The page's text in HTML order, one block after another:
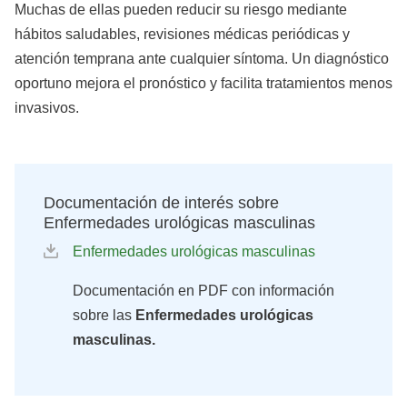
Muchas de ellas pueden reducir su riesgo mediante
hábitos saludables, revisiones médicas periódicas y
atención temprana ante cualquier síntoma. Un diagnóstico
oportuno mejora el pronóstico y facilita tratamientos menos
invasivos.
Documentación de interés sobre
Enfermedades urológicas masculinas
Enfermedades urológicas masculinas
Documentación en PDF con información
sobre las Enfermedades urológicas
masculinas.